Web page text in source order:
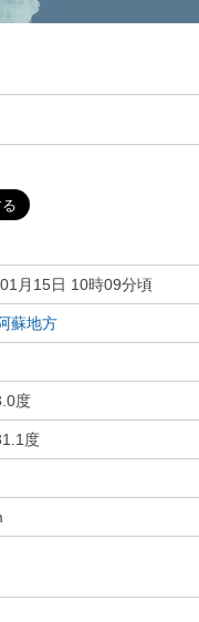
月15日 10時09分頃
蘇地方
度
度